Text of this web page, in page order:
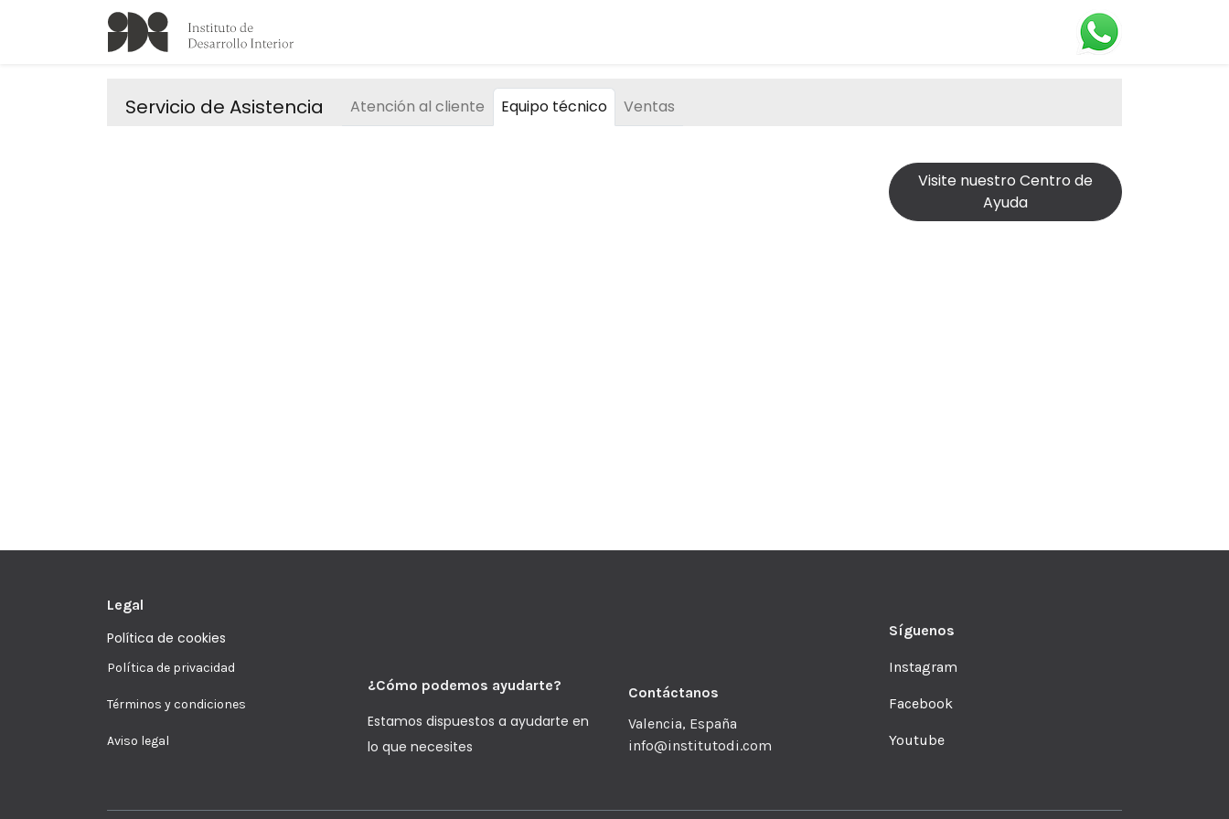
Servicio de Asistencia Atención al cliente Equipo técnico Ventas
Visite nuestro Centro de
Ayuda
Legal
Política de cookies
Política de privacidad
Términos y condiciones
Aviso legal
¿Cómo podemos ayudarte?
Estamos dispuestos a ayudarte en
lo que necesites
Contáctanos
Valencia, España
info@institutodi.com
Síguenos
Instagram
Facebook
Youtube